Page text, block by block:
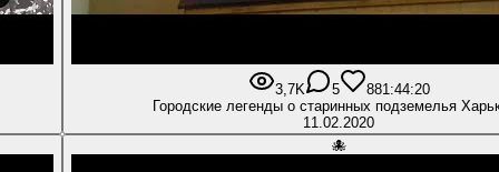
3,7K 5 881:44:20
Городские легенды о старинных подземелья
11.02.2020
🐙